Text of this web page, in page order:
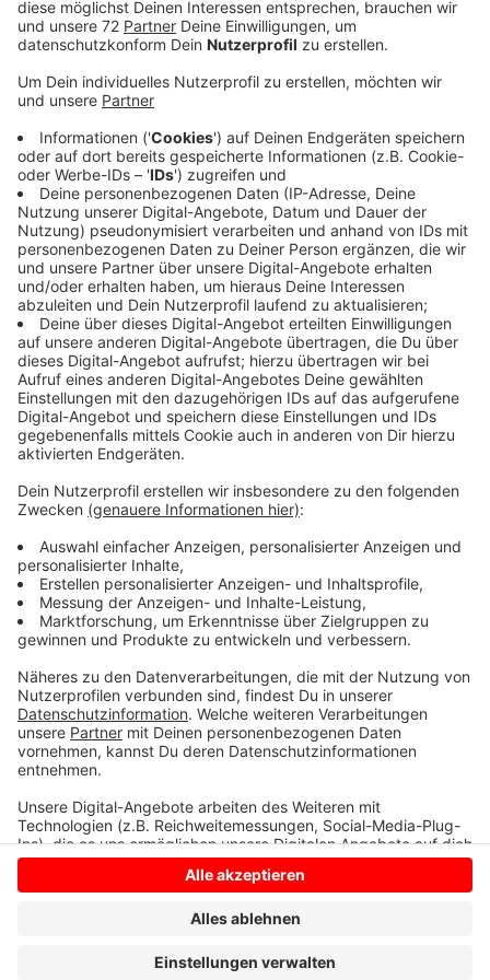
Anzeige
In vielen Klassenräumen in der Region hat es mit
Abstand halten gestern (22.04.20) gut geklappt. Am
Arnold-Jansen-Gymnasium in Sankt Arnold zum
Beispiel war das am ersten Schultag gut organisiert,
hat uns eine Stufensprecherin gesagt. Das sieht auch
der Lehrerverband Bildung und Erziehung im Kreis
Steinfurt so.
In manchen Schulen sei es jedoch auf den Fluren und in
den Toilettenräumen viel zu eng, sagte uns eine
Sprecherin des Lehrerverbandes. Sie fordert deshalb,
dass das NRW-Schulministerium Masken besorgt - für
Schüler und Lehrer.
Noch schwieriger werden es, wenn nach und nach mehr
Kinder in die Schulen kommen. Außerdem befürchtet
der Verband Bildung und Erziehung, dass sich der
Lehrermangel in Zukunft massiv verschärft. Schon vor
der Corona-Pandemie gab es zu wenige Lehrer. Viele
Lehrkräfte gehörten zur Risikogruppe und hätten
deshalb das gute Recht, zuhause zu bleiben.
Anzeige
Anzeige